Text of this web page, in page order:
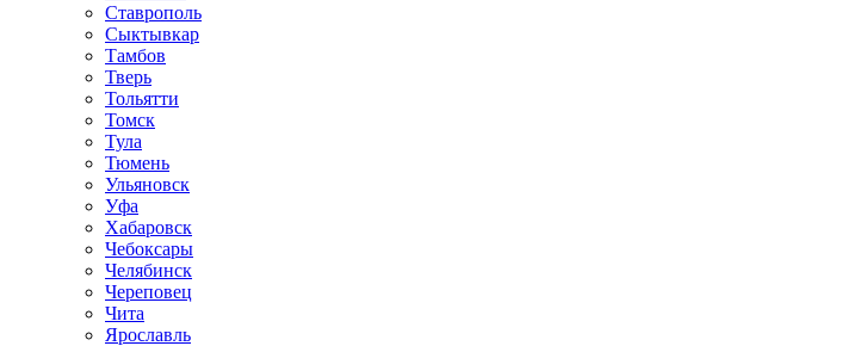
Ставрополь
Сыктывкар
Тамбов
Тверь
Тольятти
Томск
Тула
Тюмень
Ульяновск
Уфа
Хабаровск
Чебоксары
Челябинск
Череповец
Чита
Ярославль